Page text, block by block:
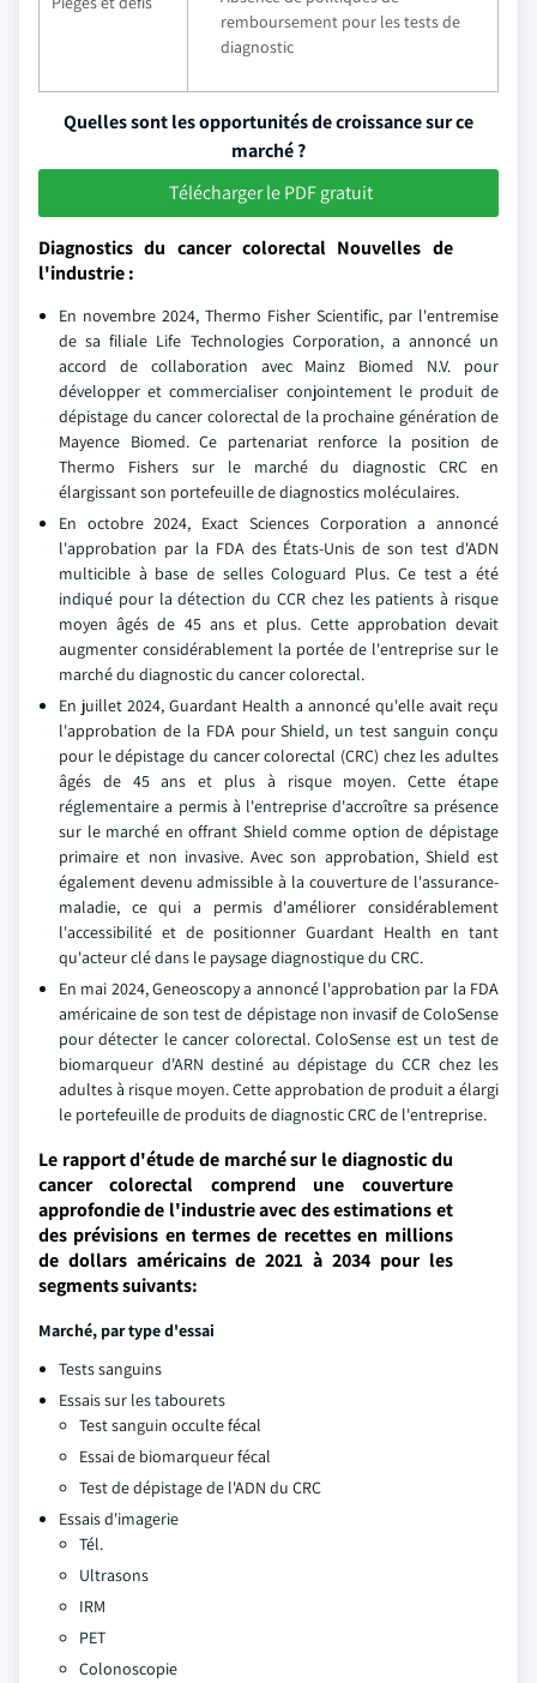
remboursement pour les tests de
diagnostic
Quelles sont les opportunités de croissance sur ce
marché ?
Télécharger le PDF gratuit
Diagnostics du cancer colorectal Nouvelles de
l'industrie :
En novembre 2024, Thermo Fisher Scientific, par l'entremise
de sa filiale Life Technologies Corporation, a annoncé un
accord de collaboration avec Mainz Biomed N.V. pour
développer et commercialiser conjointement le produit de
dépistage du cancer colorectal de la prochaine génération de
Mayence Biomed. Ce partenariat renforce la position de
Thermo Fishers sur le marché du diagnostic CRC en
élargissant son portefeuille de diagnostics moléculaires.
En octobre 2024, Exact Sciences Corporation a annoncé
l'approbation par la FDA des États-Unis de son test d'ADN
multicible à base de selles Cologuard Plus. Ce test a été
indiqué pour la détection du CCR chez les patients à risque
moyen âgés de 45 ans et plus. Cette approbation devait
augmenter considérablement la portée de l'entreprise sur le
marché du diagnostic du cancer colorectal.
En juillet 2024, Guardant Health a annoncé qu'elle avait reçu
l'approbation de la FDA pour Shield, un test sanguin conçu
pour le dépistage du cancer colorectal (CRC) chez les adultes
âgés de 45 ans et plus à risque moyen. Cette étape
réglementaire a permis à l'entreprise d'accroître sa présence
sur le marché en offrant Shield comme option de dépistage
primaire et non invasive. Avec son approbation, Shield est
également devenu admissible à la couverture de l'assurance-
maladie, ce qui a permis d'améliorer considérablement
l'accessibilité et de positionner Guardant Health en tant
qu'acteur clé dans le paysage diagnostique du CRC.
En mai 2024, Geneoscopy a annoncé l'approbation par la FDA
américaine de son test de dépistage non invasif de ColoSense
pour détecter le cancer colorectal. ColoSense est un test de
biomarqueur d'ARN destiné au dépistage du CCR chez les
adultes à risque moyen. Cette approbation de produit a élargi
le portefeuille de produits de diagnostic CRC de l'entreprise.
Le rapport d'étude de marché sur le diagnostic du
cancer colorectal comprend une couverture
approfondie de l'industrie avec des estimations et
des prévisions en termes de recettes en millions
de dollars américains de 2021 à 2034 pour les
segments suivants:
Marché, par type d'essai
Tests sanguins
Essais sur les tabourets
Test sanguin occulte fécal
Essai de biomarqueur fécal
Test de dépistage de l'ADN du CRC
Essais d'imagerie
Tél.
Ultrasons
IRM
PET
Colonoscopie